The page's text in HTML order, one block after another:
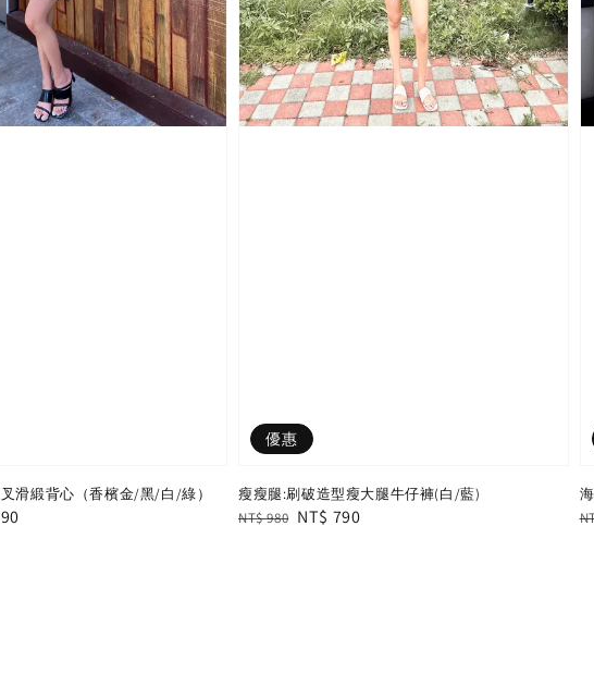
滑緞背心（香檳金/黑/白/綠）
優惠
瘦瘦腿:刷破造型瘦大腿牛仔褲(白/藍)
Regular
NT$ 980 Sale
NT$ 790